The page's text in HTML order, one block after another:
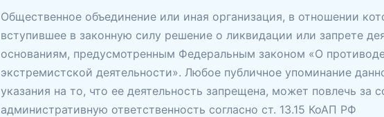
Общественное объединение или иная организация, в отношении
вступившее в законную силу решение о ликвидации или запрете
основаниям, предусмотренным Федеральным законом «О
экстремистской деятельности». Любое публичное упоминание
указания на то, что ее деятельность запрещена, может повлечь за
административную ответственность согласно ст. 13.15 КоАП РФ